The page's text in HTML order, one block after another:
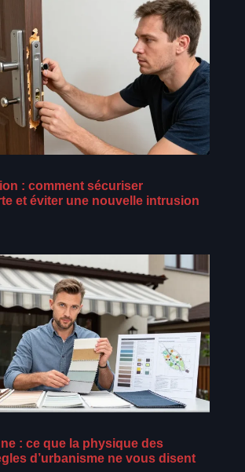
: comment sécuriser
et éviter une nouvelle intrusion
: ce que la physique des
d’urbanisme ne vous disent